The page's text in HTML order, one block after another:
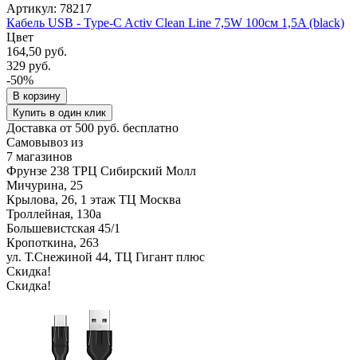
Артикул: 78217
Кабель USB - Type-C Activ Clean Line 7,5W 100см 1,5A (black)
Цвет
164,50 руб.
329 руб.
-50%
В корзину
Купить в один клик
Доставка от 500 руб. бесплатно
Самовывоз из
7 магазинов
Фрунзе 238 ТРЦ Сибирский Молл
Мичурина, 25
Крылова, 26, 1 этаж ТЦ Москва
Троллейная, 130а
Большевистская 45/1
Кропоткина, 263
ул. Т.Снежиной 44, ТЦ Гигант плюс
Скидка!
Скидка!